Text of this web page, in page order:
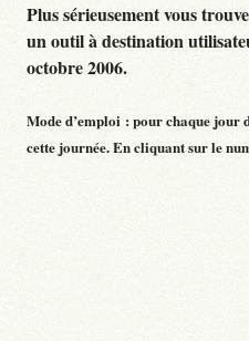
Plus sérieusement vous
un outil à destination
octobre 2006.
Mode d’emploi : pour chaque jour
cette journée. En cliquant sur le